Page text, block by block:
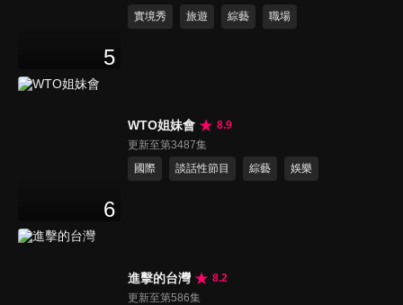
5
實境秀
旅遊 綜藝 職場
6
WTO姐妹會
8.9
更新至第3487集
國際
談話性節目 綜藝 娛樂
進擊的台灣
8.2
更新至第586集